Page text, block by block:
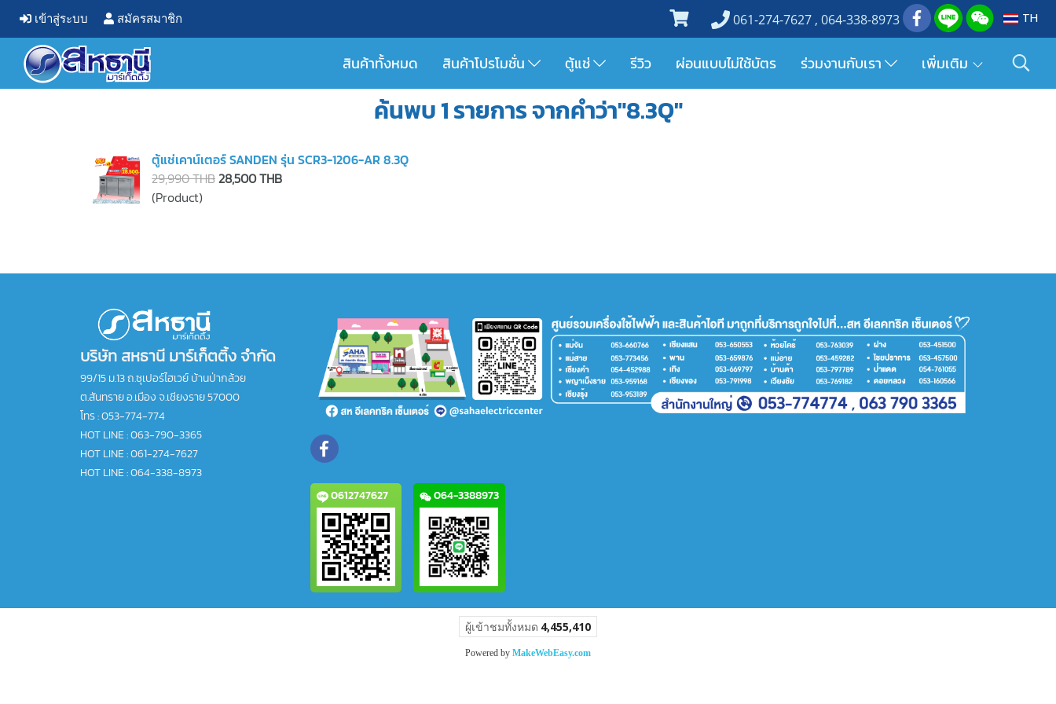
เข้าสู่ระบบ สมัครสมาชิก 061-274-7627 , 064-338-8973 TH
สินค้าทั้งหมด สินค้าโปรโมชั่น ตู้แช่ รีวิว ผ่อนแบบไม่ใช้บัตร ร่วมงานกับเรา เพิ่มเติม
ค้นพบ 1 รายการ จากคำว่า"8.3Q"
ตู้แช่เคาน์เตอร์ SANDEN รุ่น SCR3-1206-AR 8.3Q
29,990 THB28,500 THB
(Product)
บริษัท สหธานี มาร์เก็ตติ้ง จำกัด
99/15 ม.13 ถ.ซุเปอร์ไฮเวย์ บ้านป่ากล้วย
ต.สันทราย อ.เมือง จ.เชียงราย 57000
โทร :053-774-774
HOT LINE : 063-790-3365
HOT LINE : 061-274-7627
HOT LINE : 064-338-8973
0612747627
064-3388973
ผู้เข้าชมวันนี้ 1,048
Powered by MakeWebEasy.com